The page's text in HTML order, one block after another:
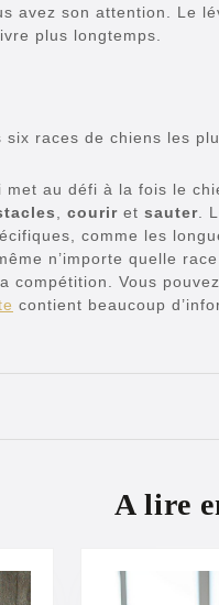
avez son attention. Le
plus longtemps.
six races de chiens les
met au défi à la fois le
, courir et sauter.
comme les
n’importe quelle
compétition. Vous
contient beaucoup
A lire